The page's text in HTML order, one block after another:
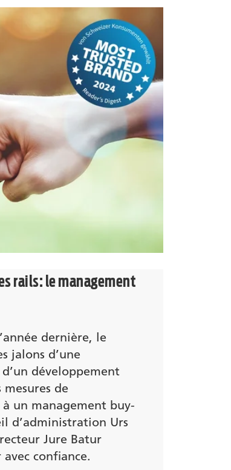
rails: le management
dernière, le
jalons d’une
développement
mesures de
un management buy-
d’administration Urs
Jure Batur
confiance.